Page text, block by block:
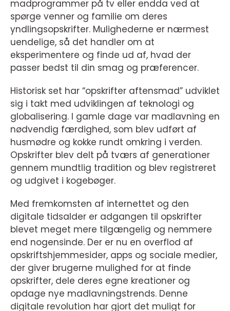
madprogrammer på tv eller endda ved at
spørge venner og familie om deres
yndlingsopskrifter. Mulighederne er nærmest
uendelige, så det handler om at
eksperimentere og finde ud af, hvad der
passer bedst til din smag og præferencer.
Historisk set har “opskrifter aftensmad” udviklet
sig i takt med udviklingen af teknologi og
globalisering. I gamle dage var madlavning en
nødvendig færdighed, som blev udført af
husmødre og kokke rundt omkring i verden.
Opskrifter blev delt på tværs af generationer
gennem mundtlig tradition og blev registreret
og udgivet i kogebøger.
Med fremkomsten af internettet og den
digitale tidsalder er adgangen til opskrifter
blevet meget mere tilgængelig og nemmere
end nogensinde. Der er nu en overflod af
opskriftshjemmesider, apps og sociale medier,
der giver brugerne mulighed for at finde
opskrifter, dele deres egne kreationer og
opdage nye madlavningstrends. Denne
digitale revolution har gjort det muligt for